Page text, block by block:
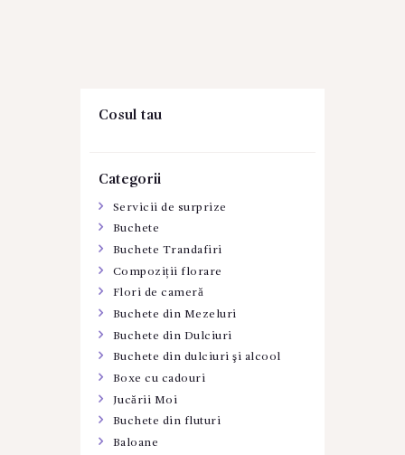
Cosul tau
Categorii
Servicii de surprize
Buchete
Buchete Trandafiri
Compoziții florare
Flori de cameră
Buchete din Mezeluri
Buchete din Dulciuri
Buchete din dulciuri şi alcool
Boxe cu cadouri
Jucării Moi
Buchete din fluturi
Baloane